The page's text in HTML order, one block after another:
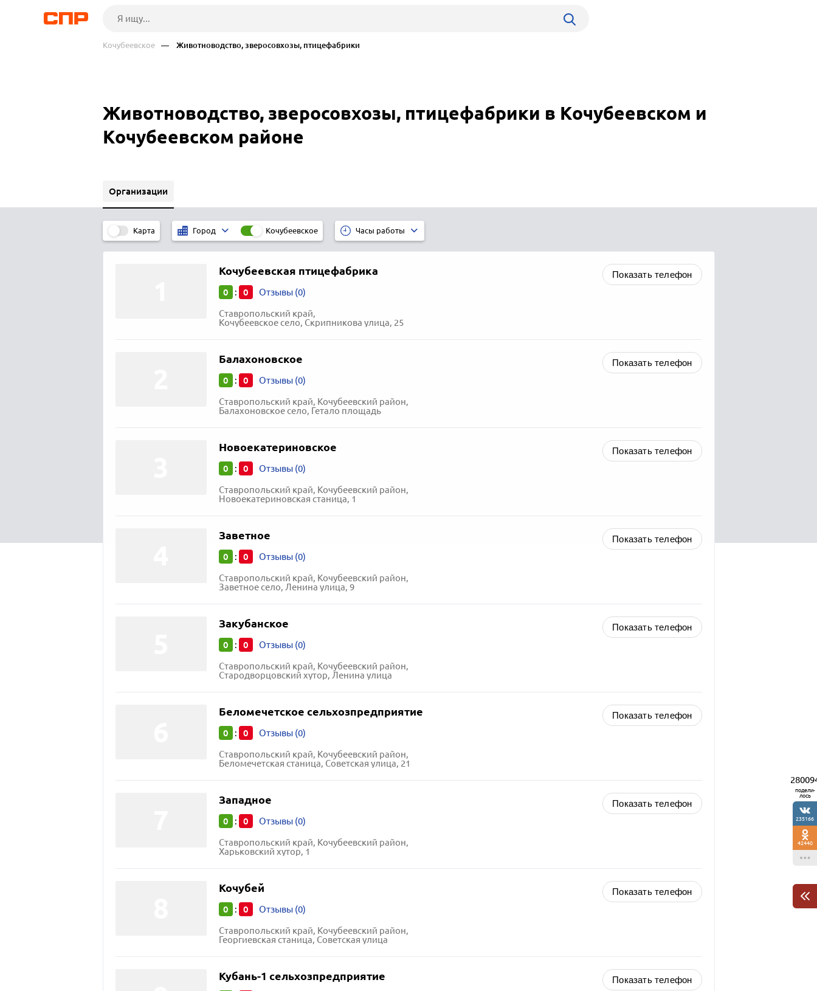
Кочубеевское — Животноводство, зверосовхозы, птицефабрики
Животноводство, зверосовхозы, птицефабрики в Кочубеевском и
Кочубеевском районе
Организации
Карта Город Кочубеевское Часы работы
Кочубеевская птицефабрика
0 : 0 Отзывы (0)
Ставропольский край,
Кочубеевское село, Скрипникова улица, 25
Показать телефон
Балахоновское
0 : 0 Отзывы (0)
Ставропольский край, Кочубеевский район,
Балахоновское село, Гетало площадь
Показать телефон
Новоекатериновское
0 : 0 Отзывы (0)
Ставропольский край, Кочубеевский район,
Новоекатериновская станица, 1
Показать телефон
Заветное
0 : 0 Отзывы (0)
Ставропольский край, Кочубеевский район,
Заветное село, Ленина улица, 9
Показать телефон
Закубанское
0 : 0 Отзывы (0)
Ставропольский край, Кочубеевский район,
Стародворцовский хутор, Ленина улица
Показать телефон
Беломечетское сельхозпредприятие
0 : 0 Отзывы (0)
Ставропольский край, Кочубеевский район,
Беломечетская станица, Советская улица, 21
Показать телефон
Западное
0 : 0 Отзывы (0)
Ставропольский край, Кочубеевский район,
Харьковский хутор, 1
Показать телефон
Кочубей
0 : 0 Отзывы (0)
Ставропольский край, Кочубеевский район,
Георгиевская станица, Советская улица
Показать телефон
Кубань-1 сельхозпредприятие Показать телефон
подели-
лось
235166
42440